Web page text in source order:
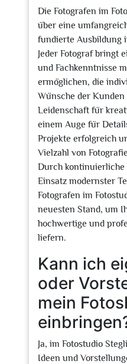
Die Fotografen im
über eine
fundierte Ausbildung
Jeder Fotograf bringt
und Fachkenntnisse
ermöglichen, die
Wünsche der
Leidenschaft für
einem Auge für
Projekte erfolgreich
Vielzahl von
Durch kontinuierliche
Einsatz modernster
Fotografen im
neuesten Stand, um
hochwertige und
liefern.
Kann ich
oder
mein
Ja, im Fotostudio
Ideen und